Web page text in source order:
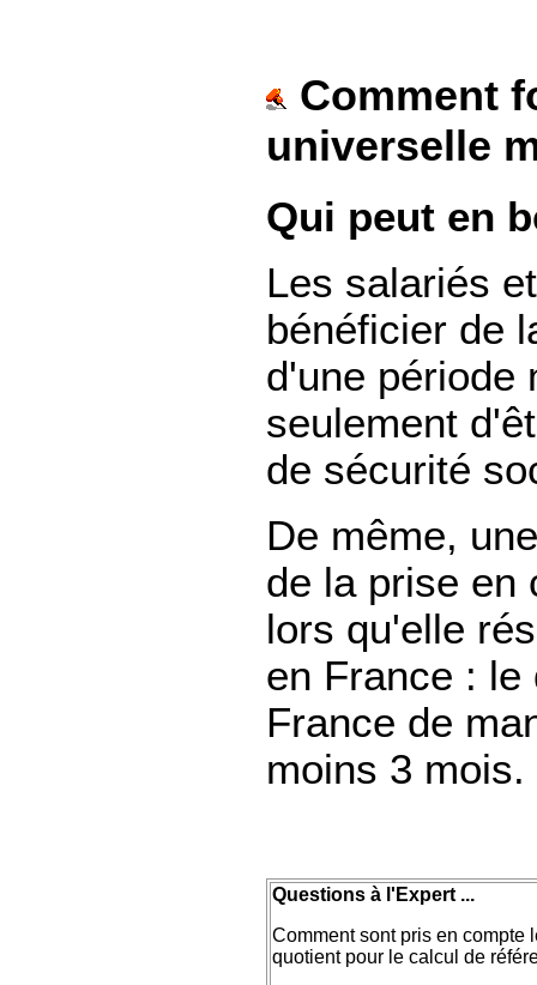
Comment
universelle
Qui peut en
Les salariés
bénéficier de
d'une période
seulement
de sécurité
De même,
de la prise en
lors qu'elle
en France : le
France de
moins 3 mois.
Questions à l'Expert ...
Comment sont pris en compte
quotient pour le calcul de